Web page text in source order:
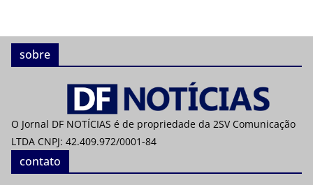
sobre
O Jornal DF NOTÍCIAS é de propriedade da 2SV Comunicação
LTDA CNPJ: 42.409.972/0001-84
contato